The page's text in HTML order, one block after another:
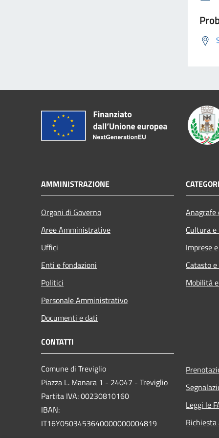
AMMINISTRAZIONE
Organi di Governo
Aree Amministrative
Uffici
Enti e fondazioni
Politici
Personale Amministrativo
Documenti e dati
Cultura
Imprese
Catasto
Mobilità
CONTATTI
Comune di Treviglio
Piazza L. Manara 1 - 24047 - Treviglio
Partita IVA: 00230810160
IBAN:
IT16Y0503453640000000004819
Leggi le